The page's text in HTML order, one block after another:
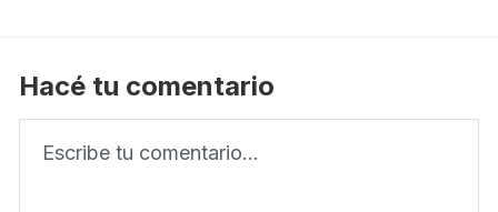
Hacé tu comentario